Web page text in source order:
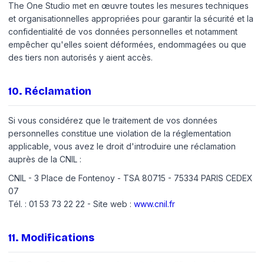
The One Studio met en œuvre toutes les mesures techniques
et organisationnelles appropriées pour garantir la sécurité et la
confidentialité de vos données personnelles et notamment
empêcher qu'elles soient déformées, endommagées ou que
des tiers non autorisés y aient accès.
10. Réclamation
Si vous considérez que le traitement de vos données
personnelles constitue une violation de la réglementation
applicable, vous avez le droit d'introduire une réclamation
auprès de la CNIL :
CNIL - 3 Place de Fontenoy - TSA 80715 - 75334 PARIS CEDEX
07
Tél. : 01 53 73 22 22 - Site web : www.cnil.fr
11. Modifications